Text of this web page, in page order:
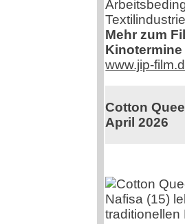
Mehr zum
www.jip-
Cotton
April 2026
Nafisa (15)
traditionellen